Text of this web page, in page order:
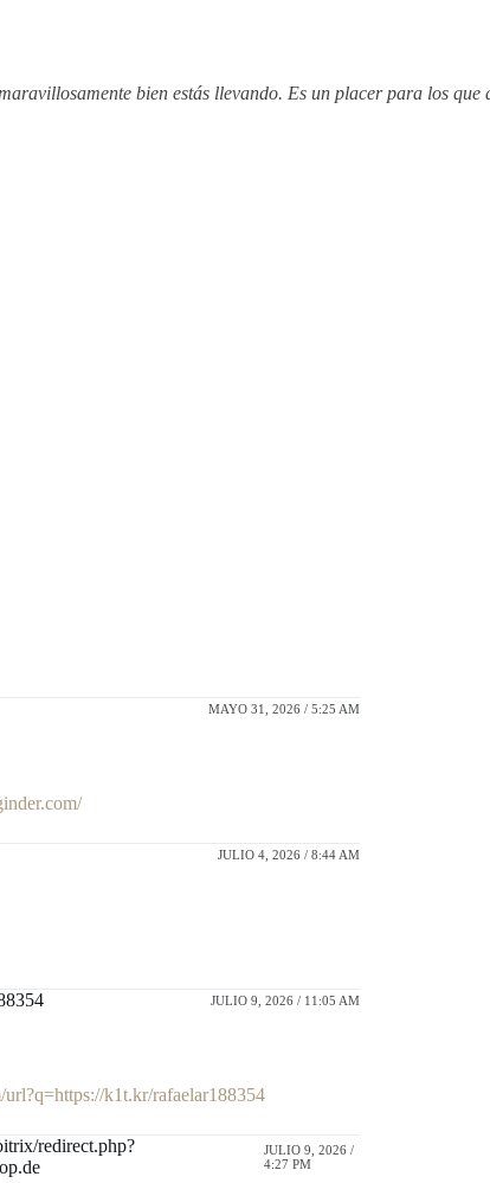
bien estás llevando. Es un placer para los que
MAYO 31, 2026 / 5:25 AM
JULIO 4, 2026 / 8:44 AM
JULIO 9, 2026 / 11:05 AM
url?q=https://k1t.kr/rafaelar188354
redirect.php?
JULIO 9, 2026 /
4:27 PM